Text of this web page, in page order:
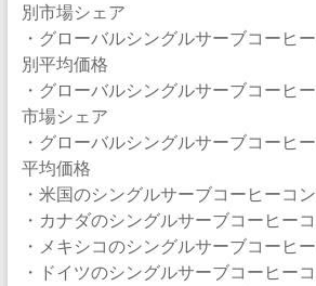
別市場シェア
・グローバルシングルサーブコーヒ
別平均価格
・グローバルシングルサーブコーヒ
市場シェア
・グローバルシングルサーブコーヒ
平均価格
・米国のシングルサーブコーヒーコ
・カナダのシングルサーブコーヒー
・メキシコのシングルサーブコーヒ
・ドイツのシングルサーブコーヒー